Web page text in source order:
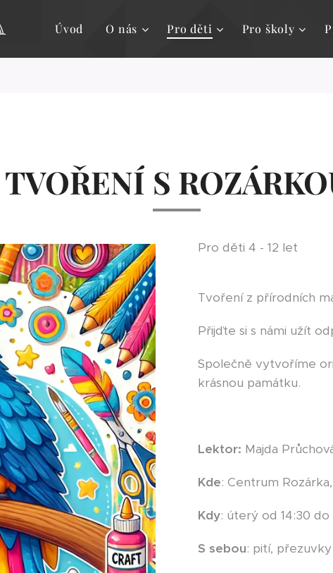
Úvod O nás Pro děti Pro školy
TVOŘENÍ S
Pro děti 4 - 12 let
Tvoření z přírodních
Přijďte si s námi užít
Společně vytvoříme
krásnou památku.
Lektor: Majda
Kde: Centrum
Kdy: úterý od 14:30 do
S sebou: pití, přezuvky